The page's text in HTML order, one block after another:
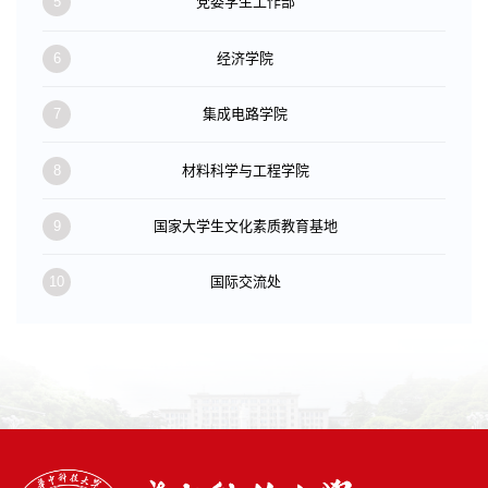
6 经济学院
7 集成电路学院
8 材料科学与工程学院
9 国家大学生文化素质教育基地
10 国际交流处